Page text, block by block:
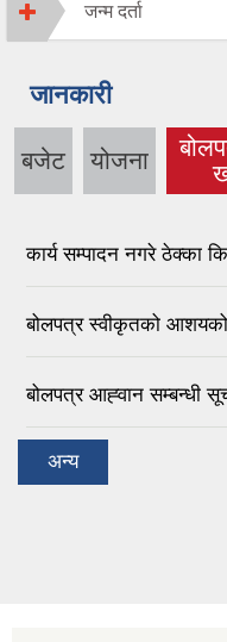
जन्म दर्ता
जानकारी
बजेट योजना
कार्य सम्पादन नगरे ठेक्का
बोलपत्र स्वीकृतको
बोलपत्र आह्‍वान सम्बन्धी
अन्य